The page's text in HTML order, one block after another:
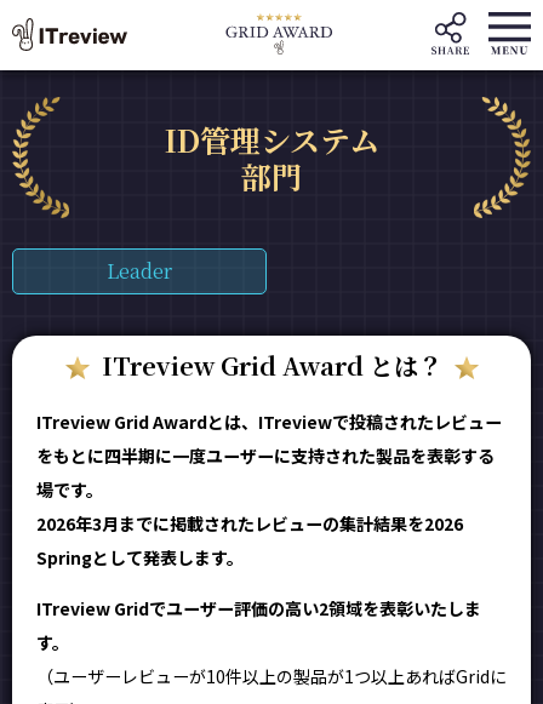
ID管理システム
部門
Leader
ITreview Grid Award とは？
ITreview Grid Awardとは、ITreviewで投稿されたレビュー
をもとに四半期に一度ユーザーに支持された製品を表彰する
場です。
2026年3月までに掲載されたレビューの集計結果を2026
Springとして発表します。
ITreview Gridでユーザー評価の高い2領域を表彰いたしま
す。
（ユーザーレビューが10件以上の製品が1つ以上あればGridに